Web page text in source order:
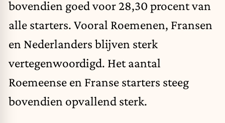
bovendien goed voor 28,30 procent van
alle starters. Vooral Roemenen, Fransen
en Nederlanders blijven sterk
vertegenwoordigd. Het aantal
Roemeense en Franse starters steeg
bovendien opvallend sterk.